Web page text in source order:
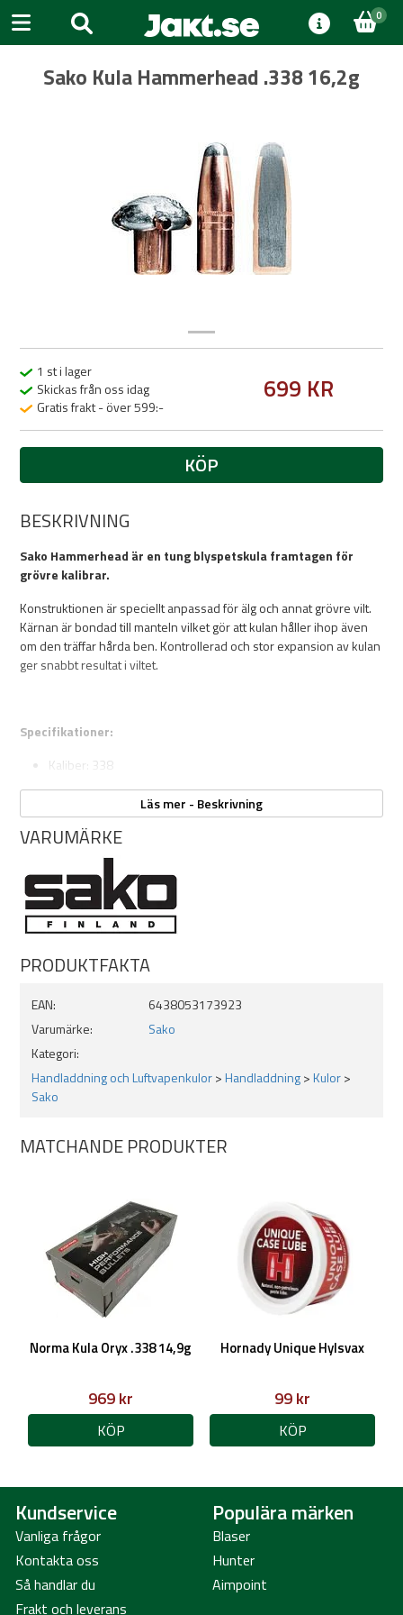
0
Sako Kula Hammerhead .338 16,2g
1 st i lager
Skickas från oss idag
Gratis frakt - över 599:-
699 KR
KÖP
BESKRIVNING
Sako Hammerhead är en tung blyspetskula framtagen för
grövre kalibrar.
Konstruktionen är speciellt anpassad för älg och annat grövre vilt.
Kärnan är bondad till manteln vilket gör att kulan håller ihop även
om den träffar hårda ben. Kontrollerad och stor expansion av kulan
ger snabbt resultat i viltet.
Specifikationer:
Kaliber: 338
Antal: 50
Läs mer - Beskrivning
VARUMÄRKE
PRODUKTFAKTA
EAN:
6438053173923
Varumärke:
Sako
Kategori:
Handladdning och Luftvapenkulor>Handladdning>Kulor>
Sako
MATCHANDE PRODUKTER
Norma Kula Oryx .338 14,9g
969 kr
KÖP
Hornady Unique Hylsvax
99 kr
KÖP
Kundservice
Vanliga frågor
Kontakta oss
Så handlar du
Frakt och leverans
Populära märken
Blaser
Hunter
Aimpoint